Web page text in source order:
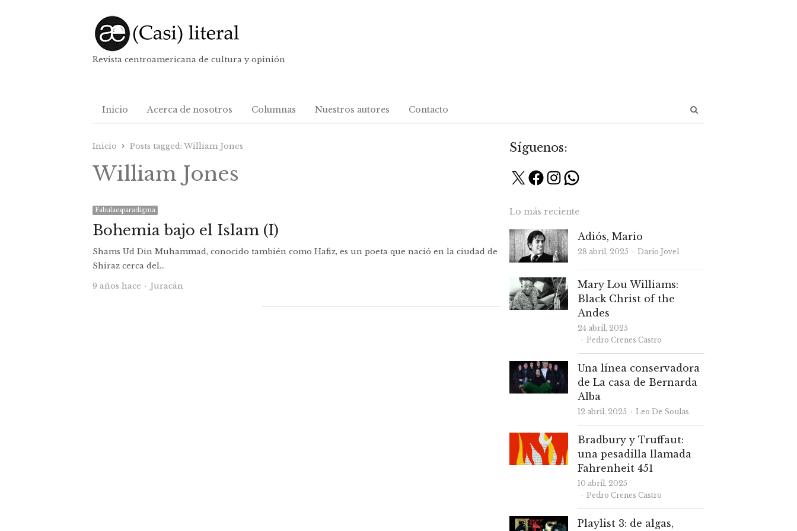
Revista centroamericana de cultura y opinión
Inicio Acerca de nosotros Columnas Nuestros autores Contacto
Inicio Posts tagged: William Jones
William Jones
Fabulaesparadigma
Bohemia bajo el Islam (I)
Shams Ud Din Muhammad, conocido también como Hafiz, es un poeta que nació en la ciudad de
Shiraz cerca del…
9 años hace
Autor
Juracán
Síguenos:
X Facebook
Instagram
WhatsApp
Lo más reciente
Adiós, Mario
28 abril, 2025 Autor
Darío Jovel
Mary Lou Williams:
Black Christ of the
Andes
24 abril, 2025
Autor
Pedro Crenes Castro
Una línea conservadora
de La casa de Bernarda
Alba
12 abril, 2025 Autor
Leo De Soulas
Bradbury y Truffaut:
una pesadilla llamada
Fahrenheit 451
10 abril, 2025
Autor
Pedro Crenes Castro
Playlist 3: de algas,